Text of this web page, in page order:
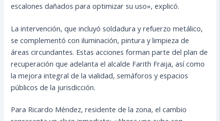
escalones dañados para optimizar su uso», explicó.
La intervención, que incluyó soldadura y refuerzo metálico,
se complementó con iluminación, pintura y limpieza de
áreas circundantes. Estas acciones forman parte del plan de
recuperación que adelanta el alcalde Farith Fraija, así como
la mejora integral de la vialidad, semáforos y espacios
públicos de la jurisdicción.
Para Ricardo Méndez, residente de la zona, el cambio